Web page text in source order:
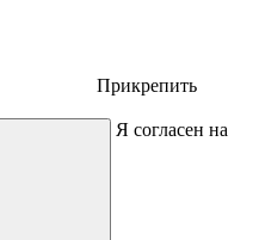
Прикрепить
Я согласен на